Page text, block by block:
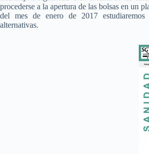
procederse a la apertura de las bolsas en un
del mes de enero de 2017 estudiaremos
alternativas.